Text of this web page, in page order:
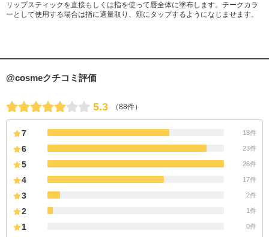
リップスティックを直接もしくは指を使って唇全体に塗布します。チークカラ
ーとして使用する場合は指に適量取り、頬にタップするようになじませます。
@cosmeクチコミ評価
5.3 （88件）
7 18件
6 23件
5 26件
4 17件
3 2件
2 1件
1 0件